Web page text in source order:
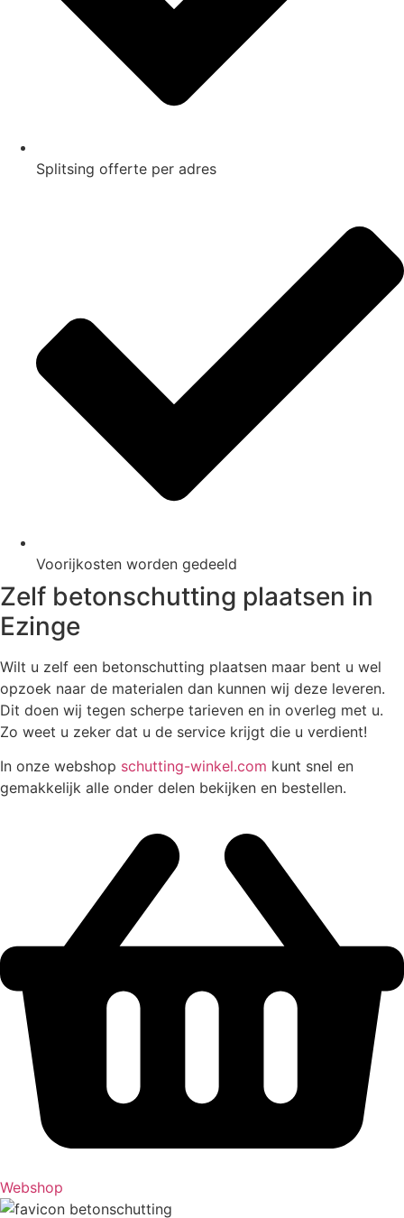
Splitsing offerte per adres
Voorijkosten worden gedeeld
Zelf betonschutting plaatsen in
Ezinge
Wilt u zelf een betonschutting plaatsen maar bent u wel
opzoek naar de materialen dan kunnen wij deze leveren.
Dit doen wij tegen scherpe tarieven en in overleg met u.
Zo weet u zeker dat u de service krijgt die u verdient!
In onze webshop schutting-winkel.com kunt snel en
gemakkelijk alle onder delen bekijken en bestellen.
Webshop